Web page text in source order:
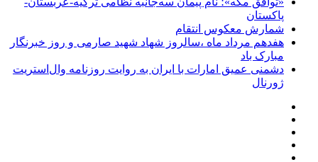
پاکستان
شمارش معکوس انتقام
هفدهم مرداد ماه ،سالروز شهاد شهید صارمی و روز خبرنگار
مبارک باد
دشمنی عمیق امارات با ایران به روایت روزنامه وال‌استریت
ژورنال